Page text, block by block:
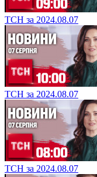
ТСН за 2024.08.07
ТСН за 2024.08.07
ТСН за 2024.08.07